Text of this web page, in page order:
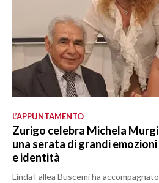
L’APPUNTAMENTO
Zurigo celebra Michela
una serata di grandi
e identità
Linda Fallea Buscemi ha